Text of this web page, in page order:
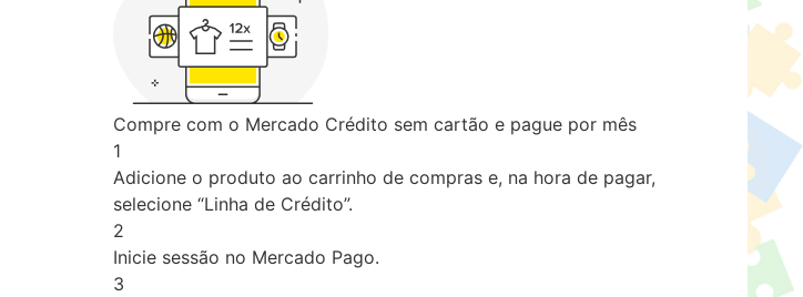
Compre com o Mercado Crédito sem cartão e pague por mês
1
Adicione o produto ao carrinho de compras e, na hora de pagar,
selecione “Linha de Crédito”.
2
Inicie sessão no Mercado Pago.
3